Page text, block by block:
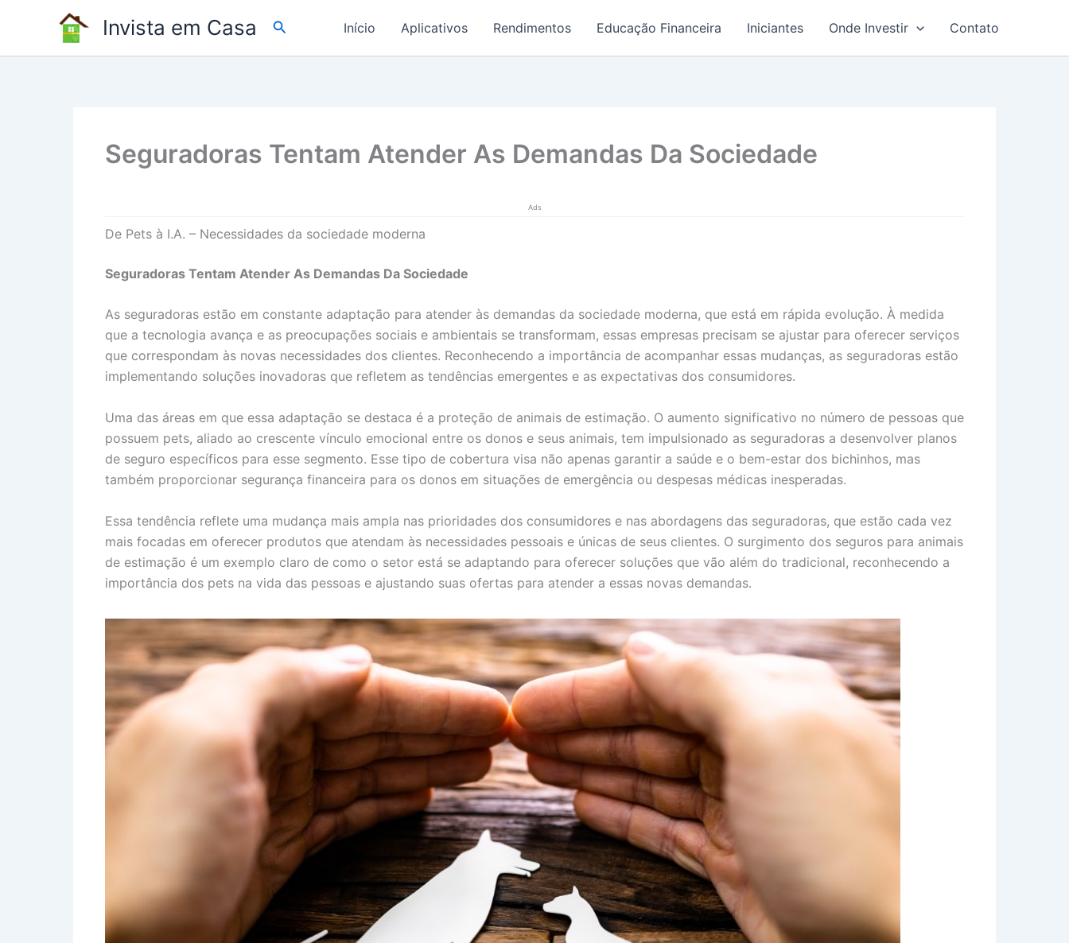
Invista em Casa Pesquisar Início Aplicativos Rendimentos Educação Financeira Iniciantes Onde Investir Contato
Seguradoras Tentam Atender As Demandas Da Sociedade
Ads
De Pets à I.A. – Necessidades da sociedade moderna
Seguradoras Tentam Atender As Demandas Da Sociedade
As seguradoras estão em constante adaptação para atender às demandas da sociedade moderna, que está em rápida evolução. À medida
que a tecnologia avança e as preocupações sociais e ambientais se transformam, essas empresas precisam se ajustar para oferecer serviços
que correspondam às novas necessidades dos clientes. Reconhecendo a importância de acompanhar essas mudanças, as seguradoras estão
implementando soluções inovadoras que refletem as tendências emergentes e as expectativas dos consumidores.
Uma das áreas em que essa adaptação se destaca é a proteção de animais de estimação. O aumento significativo no número de pessoas que
possuem pets, aliado ao crescente vínculo emocional entre os donos e seus animais, tem impulsionado as seguradoras a desenvolver planos
de seguro específicos para esse segmento. Esse tipo de cobertura visa não apenas garantir a saúde e o bem-estar dos bichinhos, mas
também proporcionar segurança financeira para os donos em situações de emergência ou despesas médicas inesperadas.
Essa tendência reflete uma mudança mais ampla nas prioridades dos consumidores e nas abordagens das seguradoras, que estão cada vez
mais focadas em oferecer produtos que atendam às necessidades pessoais e únicas de seus clientes. O surgimento dos seguros para animais
de estimação é um exemplo claro de como o setor está se adaptando para oferecer soluções que vão além do tradicional, reconhecendo a
importância dos pets na vida das pessoas e ajustando suas ofertas para atender a essas novas demandas.